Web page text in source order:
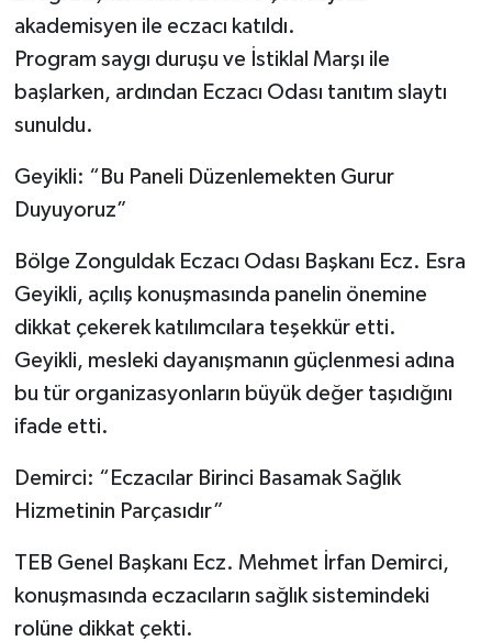
akademisyen ile eczacı katıldı.
Program saygı duruşu ve İstiklal Marşı ile
başlarken, ardından Eczacı Odası tanıtım slaytı
sunuldu.
Geyikli: “Bu Paneli Düzenlemekten Gurur
Duyuyoruz”
Bölge Zonguldak Eczacı Odası Başkanı Ecz. Esra
Geyikli, açılış konuşmasında panelin önemine
dikkat çekerek katılımcılara teşekkür etti.
Geyikli, mesleki dayanışmanın güçlenmesi adına
bu tür organizasyonların büyük değer taşıdığını
ifade etti.
Demirci: “Eczacılar Birinci Basamak Sağlık
Hizmetinin Parçasıdır”
TEB Genel Başkanı Ecz. Mehmet İrfan Demirci,
konuşmasında eczacıların sağlık sistemindeki
rolüne dikkat çekti.